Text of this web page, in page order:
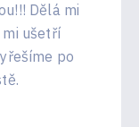
Dělá mi
ušetří
po